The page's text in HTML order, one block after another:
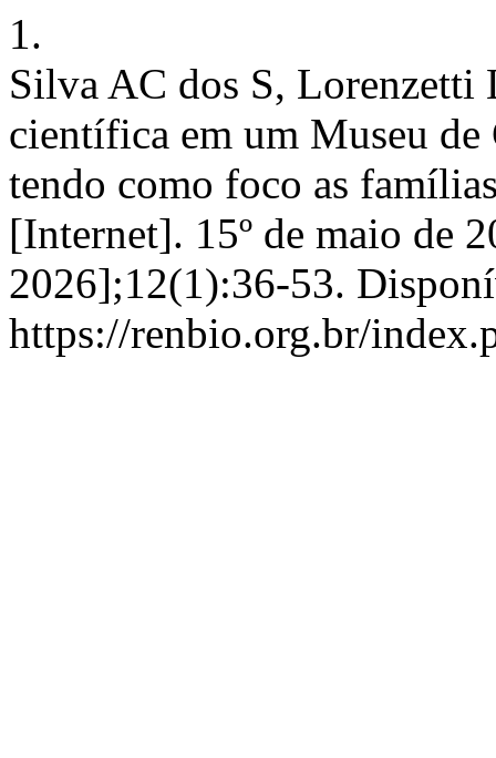
1.
Silva AC dos S,
científica em um Museu
tendo como foco as
[Internet]. 15º de maio de
2026];12(1):36-53.
https://renbio.org.br/